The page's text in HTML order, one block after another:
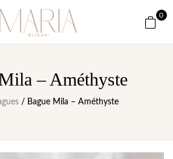
0
– Améthyste
/ Bague Mila – Améthyste